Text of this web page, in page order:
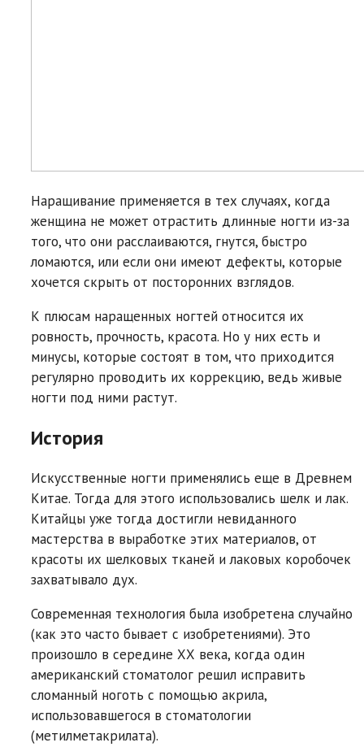
Наращивание применяется в тех случаях, когда
женщина не может отрастить длинные ногти из-за
того, что они расслаиваются, гнутся, быстро
ломаются, или если они имеют дефекты, которые
хочется скрыть от посторонних взглядов.
К плюсам наращенных ногтей относится их
ровность, прочность, красота. Но у них есть и
минусы, которые состоят в том, что приходится
регулярно проводить их коррекцию, ведь живые
ногти под ними растут.
История
Искусственные ногти применялись еще в Древнем
Китае. Тогда для этого использовались шелк и лак.
Китайцы уже тогда достигли невиданного
мастерства в выработке этих материалов, от
красоты их шелковых тканей и лаковых коробочек
захватывало дух.
Современная технология была изобретена случайно
(как это часто бывает с изобретениями). Это
произошло в середине ХХ века, когда один
американский стоматолог решил исправить
сломанный ноготь с помощью акрила,
использовавшегося в стоматологии
(метилметакрилата).